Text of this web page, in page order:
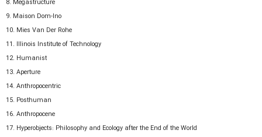
8. Megastructure
9. Maison Dom-Ino
10. Mies Van Der Rohe
11. Illinois Institute of Technology
12. Humanist
13. Aperture
14. Anthropocentric
15. Posthuman
16. Anthropocene
17. Hyperobjects: Philosophy and Ecology after the End of the World